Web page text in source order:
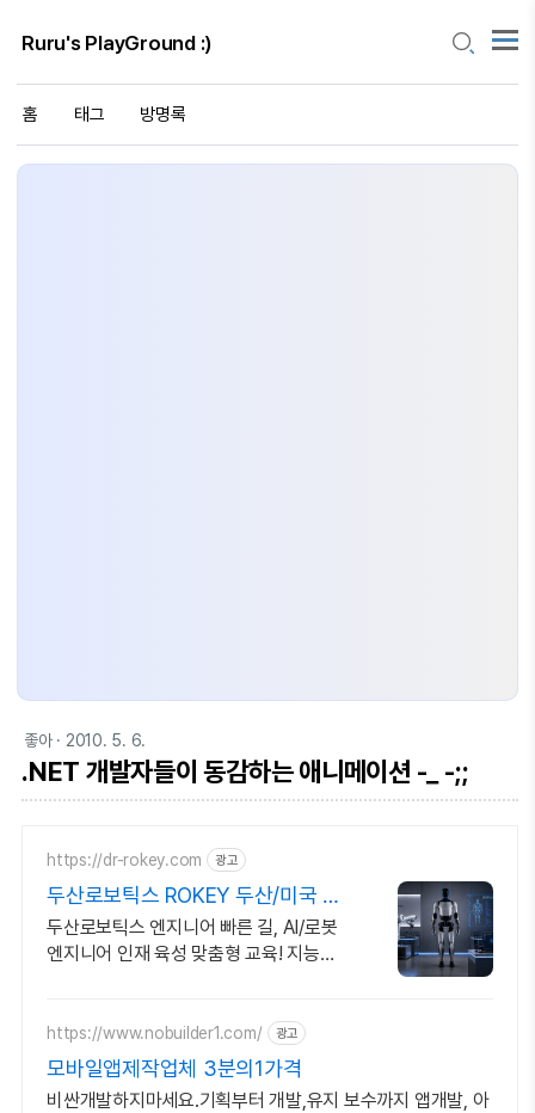
Ruru's PlayGround :)
홈 태그 방명록
좋아· 2010. 5. 6.
.NET 개발자들이 동감하는 애니메이션 -_ -;;
https://dr-rokey.com 광고
두산로보틱스 ROKEY 두산/미국 기
업 인턴쉽
두산로보틱스 엔지니어 빠른 길, AI/로봇
엔지니어 인재 육성 맞춤형 교육! 지능형
https://www.nobuilder1.com/ 광고
모바일앱제작업체 3분의1가격
비싼개발하지마세요.기획부터 개발,유지 보수까지 앱개발, 아